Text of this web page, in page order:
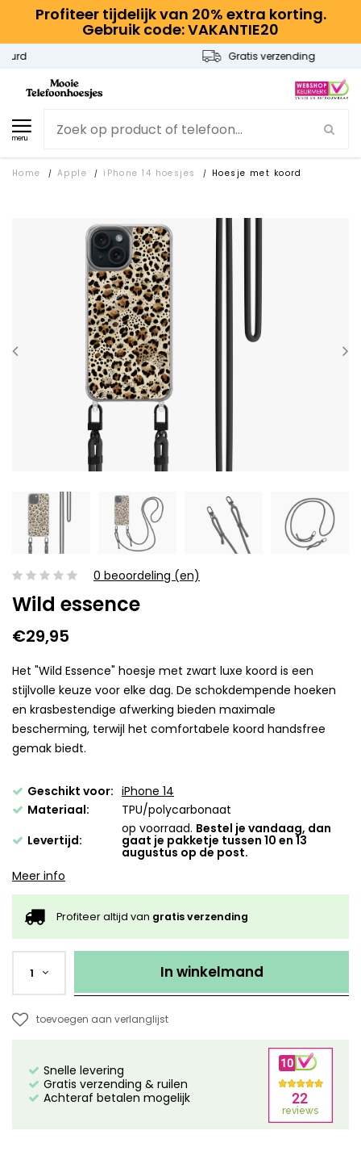
Profiteer tijdelijk van 20% extra korting.
Gebruik code: VAKANTIE20
Gratis verzending
menu
Home / Apple / iPhone 14 hoesjes / Hoesje met koord
0 beoordeling (en)
Wild essence
€29,95
Het "Wild Essence" hoesje met zwart luxe koord is een
stijlvolle keuze voor elke dag. De schokdempende hoeken
en krasbestendige afwerking bieden maximale
bescherming, terwijl het comfortabele koord handsfree
gemak biedt.
Geschikt voor: iPhone 14
Materiaal:
TPU/polycarbonaat
Levertijd:
op voorraad. Bestel je vandaag, dan
gaat je pakketje tussen 10 en 13
augustus op de post.
Meer info
Profiteer altijd van gratis verzending
1 In winkelmand
toevoegen aan verlanglijst
Snelle levering
Gratis verzending & ruilen
Achteraf betalen mogelijk